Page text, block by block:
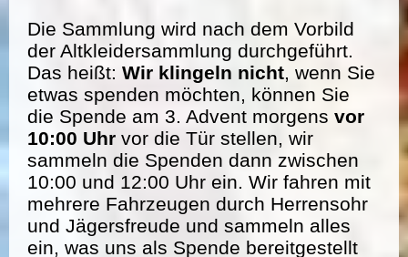
Die Sammlung wird nach dem Vorbild
der Altkleidersammlung durchgeführt.
Das heißt: Wir klingeln nicht, wenn Sie
etwas spenden möchten, können Sie
die Spende am 3. Advent morgens vor
10:00 Uhr vor die Tür stellen, wir
sammeln die Spenden dann zwischen
10:00 und 12:00 Uhr ein. Wir fahren mit
mehrere Fahrzeugen durch Herrensohr
und Jägersfreude und sammeln alles
ein, was uns als Spende bereitgestellt